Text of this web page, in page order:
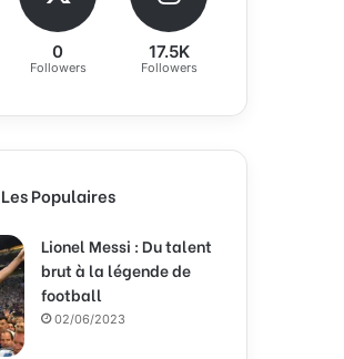
0
Followers
17.5K
Followers
Les Populaires
Lionel Messi : Du talent
brut à la légende de
football
02/06/2023